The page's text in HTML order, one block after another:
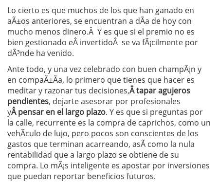
Lo cierto es que muchos de los que han ganado en
aÃ±os anteriores, se encuentran a dÃ­a de hoy con
mucho menos dinero.Â Y es que si el premio no es
bien gestionado eÂ invertidoÂ se va fÃ¡cilmente por
dÃ³nde ha venido.
Ante todo, y una vez celebrado con buen champÃ¡n y
en compaÃ±Ã­a, lo primero que tienes que hacer es
meditar y razonar tus decisiones,Âtapar agujeros
pendientes, dejarte asesorar por profesionales
yÂpensar en el largo plazo. Y es que si preguntas por
la calle, recurrente es la compra de caprichos, como un
vehÃ­culo de lujo, pero pocos son conscientes de los
gastos que terminan acarreando, asÃ­ como la nula
rentabilidad que a largo plazo se obtiene de su
compra. Lo mÃ¡s inteligente es apostar por inversiones
que puedan reportar beneficios futuros.